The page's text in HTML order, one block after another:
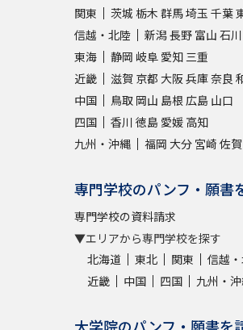
関東
茨城 栃木 群馬埼玉 千葉
信越・北陸
新潟長野 富山 石川
東海
静岡 岐阜 愛知 三重
近畿
滋賀 京都 大阪兵庫奈良
中国
鳥取 岡山 島根 広島 山口
四国
香川 徳島 愛媛 高知
九州・沖縄
福岡 大分 宮崎 佐賀
専門学校のパンフ・願書
専門学校の資料請求
▼エリアから専門学校を探す
北海道
東北 関東 信越
近畿
中国 四国 九州・